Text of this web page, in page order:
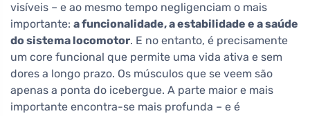
visíveis – e ao mesmo tempo negligenciam o mais
importante: a funcionalidade, a estabilidade e a saúde
do sistema locomotor. E no entanto, é precisamente
um core funcional que permite uma vida ativa e sem
dores a longo prazo. Os músculos que se veem são
apenas a ponta do icebergue. A parte maior e mais
importante encontra-se mais profunda – e é